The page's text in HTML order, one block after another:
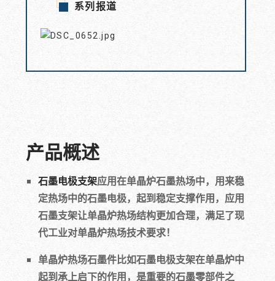
系列报道
产品概述
石墨电极支架应用在单晶炉石墨热场中，用来稳
定热场中的石墨电极，起到稳定支撑作用，应用
石墨支架让单晶炉热场结构更加合理，满足了现
代工业对单晶炉热场技术要求！
单晶炉热场石墨件比如石墨电极支架在单晶炉中
起到承上启下的作用，是重要的石墨零部件之